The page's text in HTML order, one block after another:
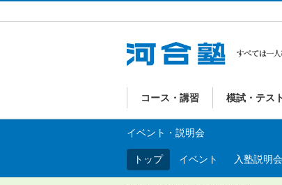
コース・講習 模試・テス
イベント・説明会
トップ イベント 入塾説明会